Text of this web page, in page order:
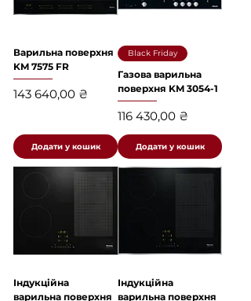
Варильна поверхня
KM 7575 FR
Ціна
143 640,00 ₴
Додати у кошик
Black Friday
Газова варильна
поверхня KM 3054-1
Ціна
116 430,00 ₴
Додати у кошик
Індукційна
варильна поверхня
Індукційна
варильна поверхня